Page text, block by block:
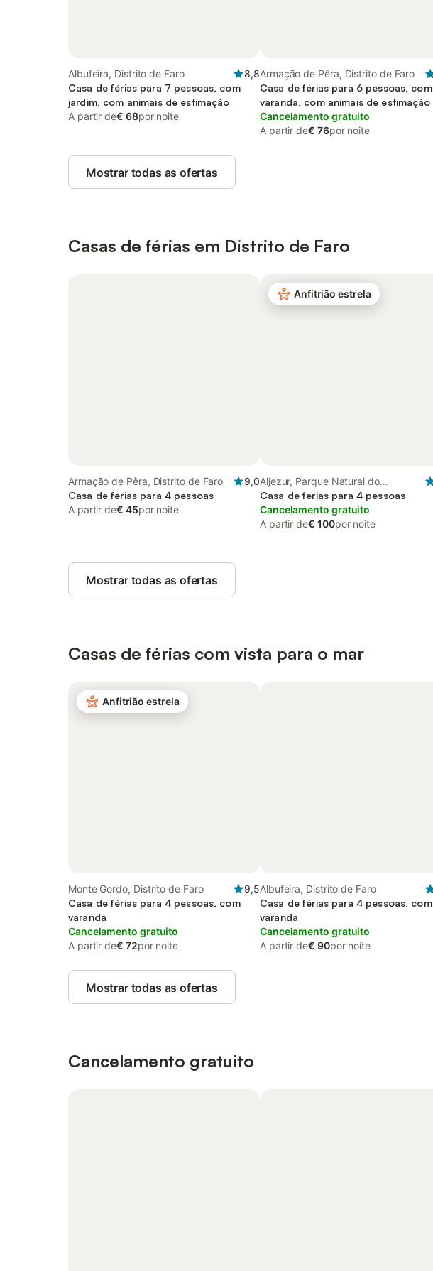
Albufeira, Distrito de Faro
8,8
Casa de férias para 7 pessoas, com
jardim, com animais de estimação
A partir de€ 68por noite
Armação de Pêra, Distrito de Faro
Casa de férias para 6 pessoas, com
varanda, com animais de estimação
Cancelamento gratuito
A partir de€ 76por noite
Mostrar todas as ofertas
Casas de férias em Distrito de Faro
Armação de Pêra, Distrito de Faro
9,0
Casa de férias para 4 pessoas
A partir de€ 45por noite
Anfitrião estrela
Aljezur, Parque Natural do
Sudoeste Alentejano e Costa
Vicentina
Casa de férias para 4 pessoas
Cancelamento gratuito
A partir de€ 100por noite
Mostrar todas as ofertas
Casas de férias com vista para o mar
Anfitrião estrela
Monte Gordo, Distrito de Faro
9,5
Casa de férias para 4 pessoas, com
varanda
Cancelamento gratuito
A partir de€ 72por noite
Albufeira, Distrito de Faro
Casa de férias para 4 pessoas, com
varanda
Cancelamento gratuito
A partir de€ 90por noite
Mostrar todas as ofertas
Cancelamento gratuito